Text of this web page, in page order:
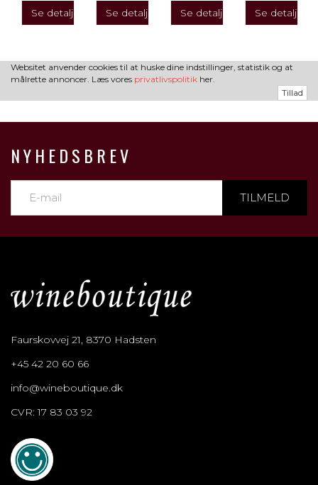
Se detaljer Se detaljer Se detaljer Se detaljer
Websitet anvender cookies til at huske dine indstillinger, statistik og at
målrette annoncer. Læs vores privatlivspolitik her.
Tillad
NYHEDSBREV
TILMELD
Faurskovvej 21, 8370 Hadsten
+45 42 20 60 66
info@wineboutique.dk
CVR: 17 83 03 92